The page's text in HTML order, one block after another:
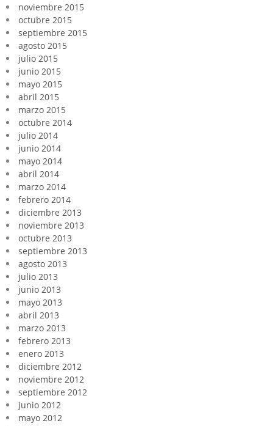
noviembre 2015
octubre 2015
septiembre 2015
agosto 2015
julio 2015
junio 2015
mayo 2015
abril 2015
marzo 2015
octubre 2014
julio 2014
junio 2014
mayo 2014
abril 2014
marzo 2014
febrero 2014
diciembre 2013
noviembre 2013
octubre 2013
septiembre 2013
agosto 2013
julio 2013
junio 2013
mayo 2013
abril 2013
marzo 2013
febrero 2013
enero 2013
diciembre 2012
noviembre 2012
septiembre 2012
junio 2012
mayo 2012